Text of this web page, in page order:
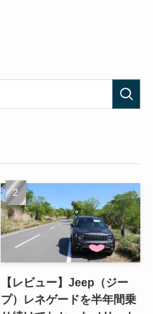
【レビュー】Jeep（ジー
プ）レネゲードを半年間乗